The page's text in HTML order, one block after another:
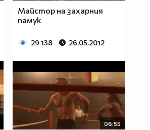
Майстор на захарния
памук
29 138 26.05.2012
06:55